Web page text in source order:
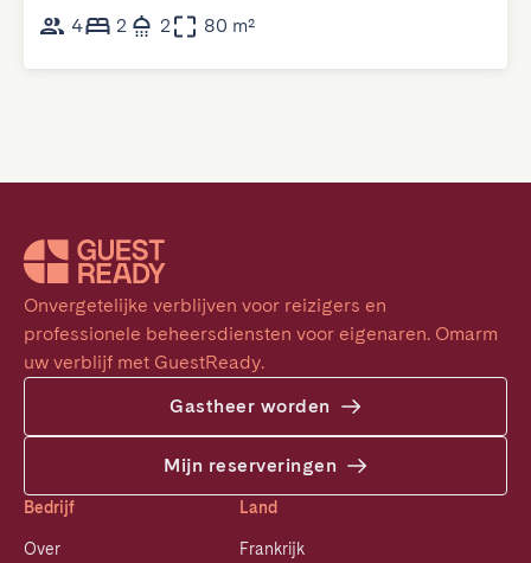
4
2 2 80 m²
Onvergetelijke verblijven voor reizigers en
professionele beheersdiensten voor eigenaren. Omarm
uw verblijf met GuestReady.
Gastheer worden
Mijn reserveringen
Bedrijf
Over
Land
Frankrijk